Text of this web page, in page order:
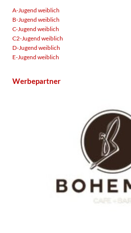
A-Jugend weiblich
B-Jugend weiblich
C-Jugend weiblich
C2-Jugend weiblich
D-Jugend weiblich
E-Jugend weiblich
Werbepartner